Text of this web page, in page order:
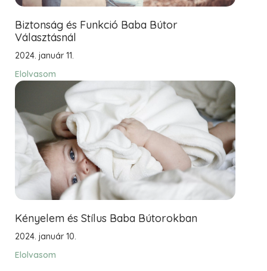
Biztonság és Funkció Baba Bútor
Választásnál
2024. január 11.
Elolvasom
Kényelem és Stílus Baba Bútorokban
2024. január 10.
Elolvasom